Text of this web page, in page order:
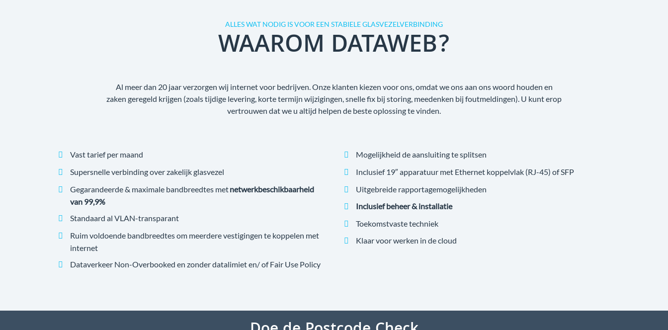
ALLES WAT NODIG IS VOOR EEN STABIELE GLASVEZELVERBINDING
WAAROM DATAWEB?
Al meer dan 20 jaar verzorgen wij internet voor bedrijven. Onze klanten kiezen voor ons, omdat we ons aan ons woord houden en
zaken geregeld krijgen (zoals tijdige levering, korte termijn wijzigingen, snelle fix bij storing, meedenken bij foutmeldingen). U kunt erop
vertrouwen dat we u altijd helpen de beste oplossing te vinden.
Vast tarief per maand
Supersnelle verbinding over zakelijk glasvezel
Gegarandeerde & maximale bandbreedtes metnetwerkbeschikbaarheid
van 99,9%
Standaard al VLAN-transparant
Ruim voldoende bandbreedtes om meerdere vestigingen te koppelen met
internet
Dataverkeer Non-Overbooked en zonder datalimiet en/ of Fair Use Policy
Mogelijkheid de aansluiting te splitsen
Inclusief 19″ apparatuur met Ethernet koppelvlak (RJ-45) of SFP
Uitgebreide rapportagemogelijkheden
Inclusief beheer & installatie
Toekomstvaste techniek
Klaar voor werken in de cloud